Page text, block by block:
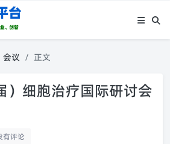
会议 正文
）细胞治疗国际研讨会
有评论